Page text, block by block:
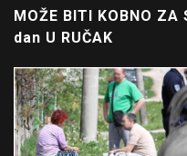
MOŽE BITI KOBNO
dan U RUČAK